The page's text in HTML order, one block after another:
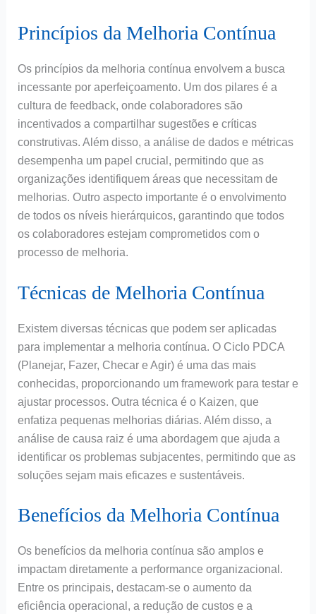
Princípios da Melhoria Contínua
Os princípios da melhoria contínua envolvem a busca
incessante por aperfeiçoamento. Um dos pilares é a
cultura de feedback, onde colaboradores são
incentivados a compartilhar sugestões e críticas
construtivas. Além disso, a análise de dados e métricas
desempenha um papel crucial, permitindo que as
organizações identifiquem áreas que necessitam de
melhorias. Outro aspecto importante é o envolvimento
de todos os níveis hierárquicos, garantindo que todos
os colaboradores estejam comprometidos com o
processo de melhoria.
Técnicas de Melhoria Contínua
Existem diversas técnicas que podem ser aplicadas
para implementar a melhoria contínua. O Ciclo PDCA
(Planejar, Fazer, Checar e Agir) é uma das mais
conhecidas, proporcionando um framework para testar e
ajustar processos. Outra técnica é o Kaizen, que
enfatiza pequenas melhorias diárias. Além disso, a
análise de causa raiz é uma abordagem que ajuda a
identificar os problemas subjacentes, permitindo que as
soluções sejam mais eficazes e sustentáveis.
Benefícios da Melhoria Contínua
Os benefícios da melhoria contínua são amplos e
impactam diretamente a performance organizacional.
Entre os principais, destacam-se o aumento da
eficiência operacional, a redução de custos e a